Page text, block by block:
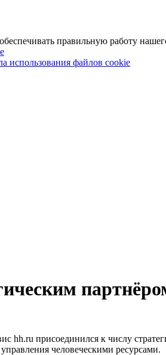
правильную работу
использования файлов cookie
hh.ru присоединился к числу
человеческими ресурсами.